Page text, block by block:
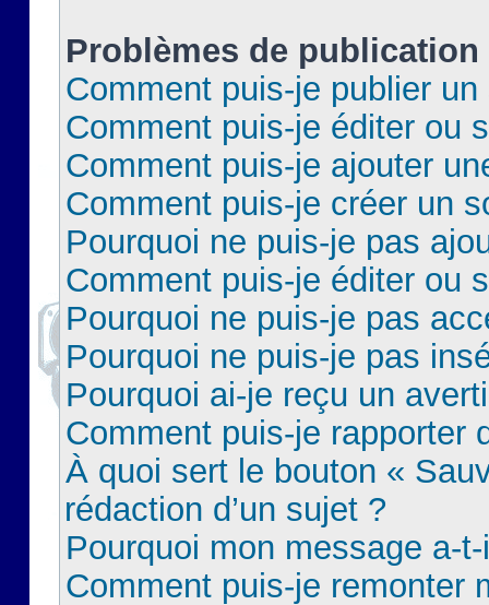
Problèmes de publication
Comment puis-je publier
Comment puis-je éditer ou
Comment puis-je ajouter
Comment puis-je créer un
Pourquoi ne puis-je pas
Comment puis-je éditer ou
Pourquoi ne puis-je pas
Pourquoi ne puis-je pas
Pourquoi ai-je reçu un
Comment puis-je rapporter
À quoi sert le bouton «
rédaction d’un sujet ?
Pourquoi mon message a-
Comment puis-je remonter